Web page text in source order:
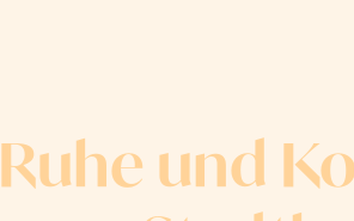
Ruhe und